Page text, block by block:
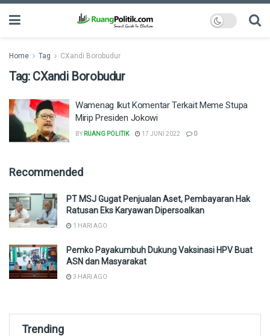
Home Tag CXandi Borobudur
Tag: CXandi Borobudur
Wamenag Ikut Komentar Terkait Meme Stupa
Mirip Presiden Jokowi
BY RUANG POLITIK 17 JUNI 2022 0
Recommended
PT MSJ Gugat Penjualan Aset, Pembayaran Hak
Ratusan Eks Karyawan Dipersoalkan
1 HARI AGO
Pemko Payakumbuh Dukung Vaksinasi HPV Buat
ASN dan Masyarakat
3 HARI AGO
Trending